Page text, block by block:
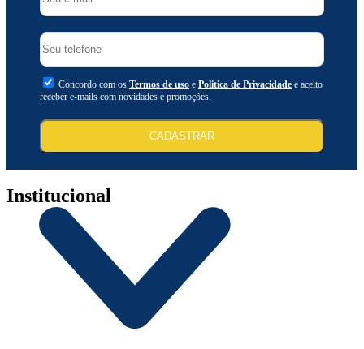
Concordo com os Termos de uso e Politica de Privacidade e aceito
receber e-mails com novidades e promoções.
CADASTRAR
Institucional